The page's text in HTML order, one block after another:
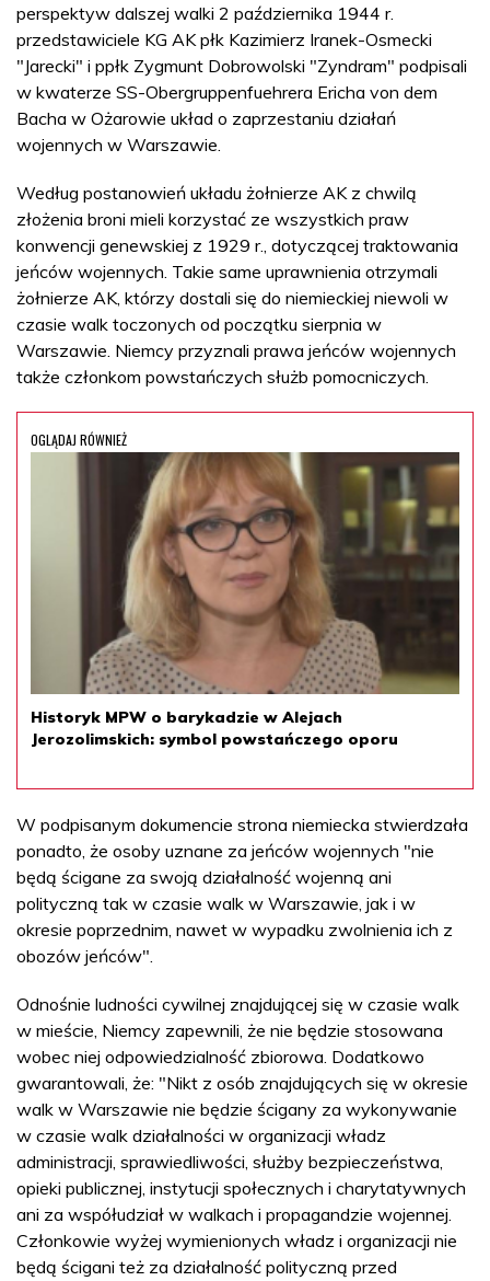
perspektyw dalszej walki 2 października 1944 r.
przedstawiciele KG AK płk Kazimierz Iranek-Osmecki
"Jarecki" i ppłk Zygmunt Dobrowolski "Zyndram" podpisali
w kwaterze SS-Obergruppenfuehrera Ericha von dem
Bacha w Ożarowie układ o zaprzestaniu działań
wojennych w Warszawie.
Według postanowień układu żołnierze AK z chwilą
złożenia broni mieli korzystać ze wszystkich praw
konwencji genewskiej z 1929 r., dotyczącej traktowania
jeńców wojennych. Takie same uprawnienia otrzymali
żołnierze AK, którzy dostali się do niemieckiej niewoli w
czasie walk toczonych od początku sierpnia w
Warszawie. Niemcy przyznali prawa jeńców wojennych
także członkom powstańczych służb pomocniczych.
OGLĄDAJ RÓWNIEŻ
Historyk MPW o barykadzie w Alejach
Jerozolimskich: symbol powstańczego oporu
W podpisanym dokumencie strona niemiecka stwierdzała
ponadto, że osoby uznane za jeńców wojennych "nie
będą ścigane za swoją działalność wojenną ani
polityczną tak w czasie walk w Warszawie, jak i w
okresie poprzednim, nawet w wypadku zwolnienia ich z
obozów jeńców".
Odnośnie ludności cywilnej znajdującej się w czasie walk
w mieście, Niemcy zapewnili, że nie będzie stosowana
wobec niej odpowiedzialność zbiorowa. Dodatkowo
gwarantowali, że: "Nikt z osób znajdujących się w okresie
walk w Warszawie nie będzie ścigany za wykonywanie
w czasie walk działalności w organizacji władz
administracji, sprawiedliwości, służby bezpieczeństwa,
opieki publicznej, instytucji społecznych i charytatywnych
ani za współudział w walkach i propagandzie wojennej.
Członkowie wyżej wymienionych władz i organizacji nie
będą ścigani też za działalność polityczną przed